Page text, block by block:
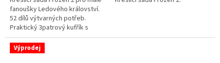
hvězdiček.
fanoušky Ledového království.
52 dílů výtvarných potřeb.
Praktický 3patrový kufřík s
ouškem. Obsahuje fixy,
pastelky, voskovky, vodovky a
další kreativní pomůcky. 👉 Více
Výprodej